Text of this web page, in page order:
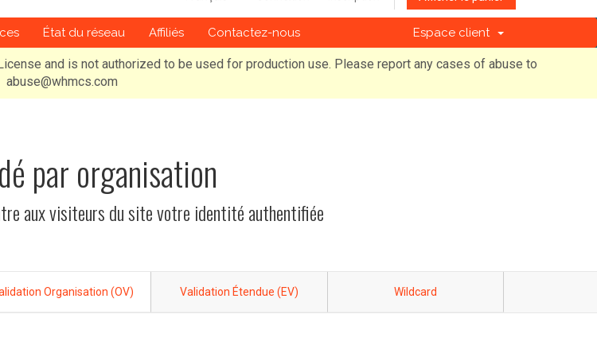
État du réseau Affiliés Contactez-nous Espace client
and is not authorized to be used for production use. Please report any cases of abuse to
abuse@whmcs.com
par organisation
aux visiteurs du site votre identité authentifiée
Organisation (OV) Validation Étendue (EV) Wildcard